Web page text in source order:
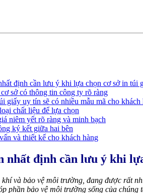
định cần lưu ý khi lựa chọn cơ sở in túi
sở có thông tin công ty rõ ràng
giấy uy tín sẽ có nhiều mẫu mã cho khách
chất liệu để lựa chọn
niêm yết rõ ràng và minh bạch
ký kết giữa hai bên
và thiết kế cho khách hàng
nhất định cần lưu ý khi
khí và bảo vệ môi trường, đang được rất
phần bảo vệ môi trường sống của